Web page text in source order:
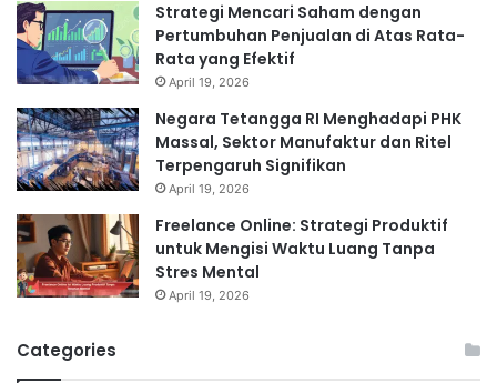
Strategi Mencari Saham dengan
Pertumbuhan Penjualan di Atas Rata-
Rata yang Efektif
April 19, 2026
Negara Tetangga RI Menghadapi PHK
Massal, Sektor Manufaktur dan Ritel
Terpengaruh Signifikan
April 19, 2026
Freelance Online: Strategi Produktif
untuk Mengisi Waktu Luang Tanpa
Stres Mental
April 19, 2026
Categories